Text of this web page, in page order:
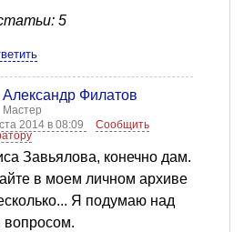
5
Александр Филатов
Мастер
2014 в 08:09
Сообщить
Завьялова, конечно дам.
в моем личном архиве
Я подумаю над
вопросом.